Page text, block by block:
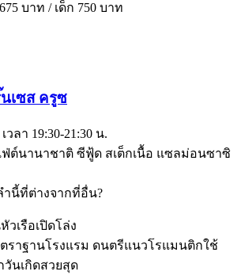
บาท / เด็ก 750 บาท
นเซส ครูซ
วลา 19:30-21:30 น.
ฟ่ต์นานาชาติ ซีฟู้ด สเต็กเนื้อ แซลม่อนซาซิ
ำนี้ที่ต่างจากที่อื่น?
วเรือเปิดโล่ง
ราฐานโรงแรม ดนตรีแนวโรแมนติกใช้
กวันเกิดสวยสุด